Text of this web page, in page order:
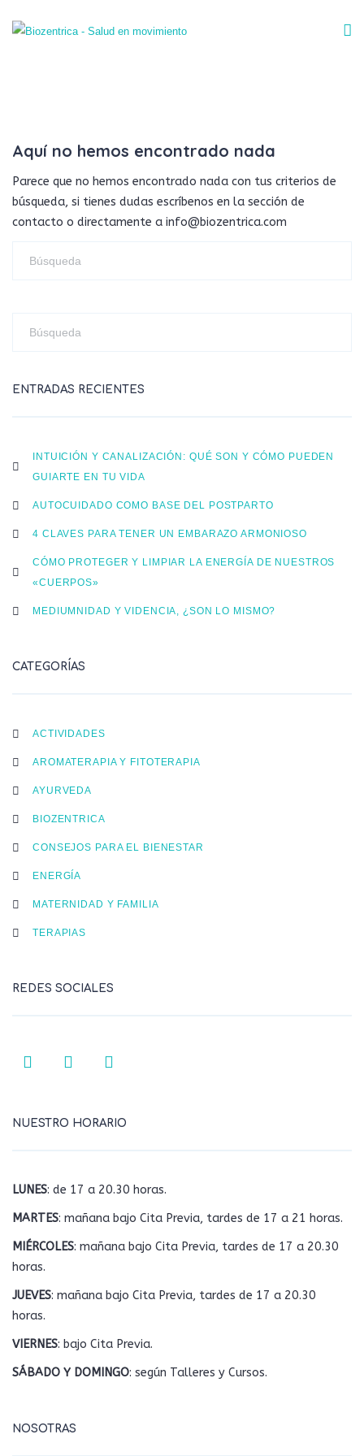
Aquí no hemos encontrado nada
Parece que no hemos encontrado nada con tus criterios de
búsqueda, si tienes dudas escríbenos en la sección de
contacto o directamente a info@biozentrica.com
ENTRADAS RECIENTES
INTUICIÓN Y CANALIZACIÓN: QUÉ SON Y CÓMO PUEDEN
GUIARTE EN TU VIDA
AUTOCUIDADO COMO BASE DEL POSTPARTO
4 CLAVES PARA TENER UN EMBARAZO ARMONIOSO
CÓMO PROTEGER Y LIMPIAR LA ENERGÍA DE NUESTROS
«CUERPOS»
MEDIUMNIDAD Y VIDENCIA, ¿SON LO MISMO?
CATEGORÍAS
ACTIVIDADES
AROMATERAPIA Y FITOTERAPIA
AYURVEDA
BIOZENTRICA
CONSEJOS PARA EL BIENESTAR
ENERGÍA
MATERNIDAD Y FAMILIA
TERAPIAS
REDES SOCIALES
NUESTRO HORARIO
LUNES: de 17 a 20.30 horas.
MARTES: mañana bajo Cita Previa, tardes de 17 a 21 horas.
MIÉRCOLES: mañana bajo Cita Previa, tardes de 17 a 20.30
horas.
JUEVES: mañana bajo Cita Previa, tardes de 17 a 20.30
horas.
VIERNES: bajo Cita Previa.
SÁBADO Y DOMINGO: según Talleres y Cursos.
NOSOTRAS